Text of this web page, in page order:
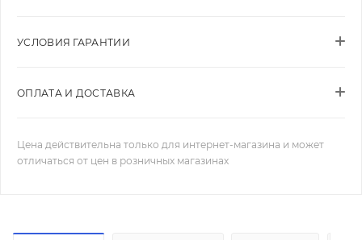
УСЛОВИЯ ГАРАНТИИ
ОПЛАТА И ДОСТАВКА
Цена действительна только для интернет-магазина и может
отличаться от цен в розничных магазинах